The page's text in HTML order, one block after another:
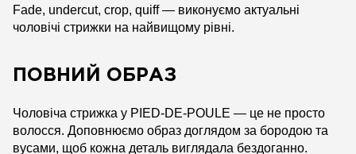
Fade, undercut, crop, quiff — виконуємо актуальні
чоловічі стрижки на найвищому рівні.
ПОВНИЙ ОБРАЗ
Чоловіча стрижка у PIED-DE-POULE — це не просто
волосся. Доповнюємо образ доглядом за бородою та
вусами, щоб кожна деталь виглядала бездоганно.